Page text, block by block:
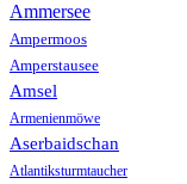
Ammersee
Ampermoos
Amperstausee
Amsel
Armenienmöwe
Aserbaidschan
Atlantiksturmtaucher